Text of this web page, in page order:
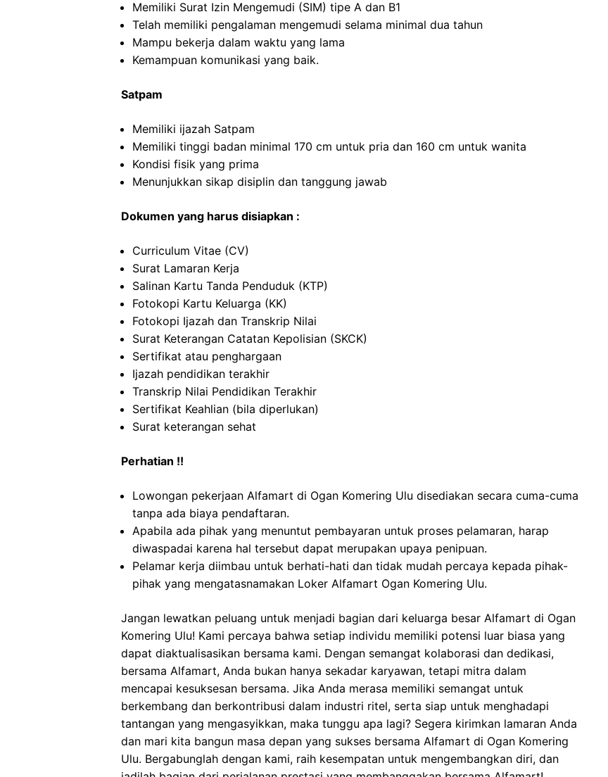
Memiliki Surat Izin Mengemudi (SIM) tipe A dan B1
Telah memiliki pengalaman mengemudi selama minimal dua tahun
Mampu bekerja dalam waktu yang lama
Kemampuan komunikasi yang baik.
Satpam
Memiliki ijazah Satpam
Memiliki tinggi badan minimal 170 cm untuk pria dan 160 cm untuk wanita
Kondisi fisik yang prima
Menunjukkan sikap disiplin dan tanggung jawab
Dokumen yang harus disiapkan :
Curriculum Vitae (CV)
Surat Lamaran Kerja
Salinan Kartu Tanda Penduduk (KTP)
Fotokopi Kartu Keluarga (KK)
Fotokopi Ijazah dan Transkrip Nilai
Surat Keterangan Catatan Kepolisian (SKCK)
Sertifikat atau penghargaan
Ijazah pendidikan terakhir
Transkrip Nilai Pendidikan Terakhir
Sertifikat Keahlian (bila diperlukan)
Surat keterangan sehat
Perhatian !!
Lowongan pekerjaan Alfamart di Ogan Komering Ulu disediakan secara cuma-cuma
tanpa ada biaya pendaftaran.
Apabila ada pihak yang menuntut pembayaran untuk proses pelamaran, harap
diwaspadai karena hal tersebut dapat merupakan upaya penipuan.
Pelamar kerja diimbau untuk berhati-hati dan tidak mudah percaya kepada pihak-
pihak yang mengatasnamakan Loker Alfamart Ogan Komering Ulu.
Jangan lewatkan peluang untuk menjadi bagian dari keluarga besar Alfamart di Ogan
Komering Ulu! Kami percaya bahwa setiap individu memiliki potensi luar biasa yang
dapat diaktualisasikan bersama kami. Dengan semangat kolaborasi dan dedikasi,
bersama Alfamart, Anda bukan hanya sekadar karyawan, tetapi mitra dalam
mencapai kesuksesan bersama. Jika Anda merasa memiliki semangat untuk
berkembang dan berkontribusi dalam industri ritel, serta siap untuk menghadapi
tantangan yang mengasyikkan, maka tunggu apa lagi? Segera kirimkan lamaran Anda
dan mari kita bangun masa depan yang sukses bersama Alfamart di Ogan Komering
Ulu. Bergabunglah dengan kami, raih kesempatan untuk mengembangkan diri, dan